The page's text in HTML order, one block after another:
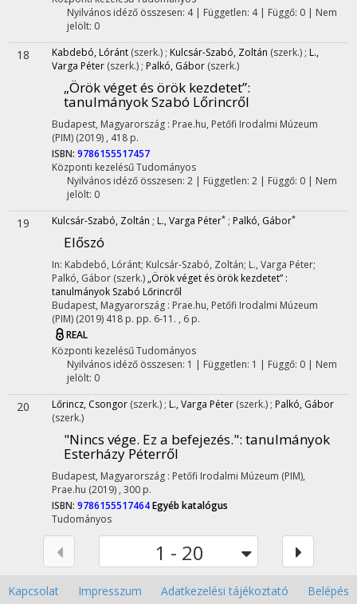
Nyilvános idéző összesen: 4| Független: 4 | Függő: 0 | Nem
jelölt: 0
18 Kabdebó, Lóránt (szerk.) ; Kulcsár-Szabó, Zoltán (szerk.) ; L.,
Varga Péter (szerk.) ; Palkó, Gábor (szerk.)
„Örök véget és örök kezdetet”:
tanulmányok Szabó Lőrincről
Budapest, Magyarország : Prae.hu, Petőfi Irodalmi Múzeum
(PIM) (2019) , 418 p.
ISBN: 9786155517457
Központi kezelésűTudományos
Nyilvános idéző összesen: 2| Független: 2 | Függő: 0 | Nem
jelölt: 0
19 Kulcsár-Szabó, Zoltán ; L., Varga Péter* ; Palkó, Gábor*
Előszó
In: Kabdebó, Lóránt; Kulcsár-Szabó, Zoltán; L., Varga Péter;
Palkó, Gábor (szerk.) „Örök véget és örök kezdetet” :
tanulmányok Szabó Lőrincről
Budapest, Magyarország : Prae.hu, Petőfi Irodalmi Múzeum
(PIM) (2019) 418 p. pp. 6-11. , 6 p.
REAL
Központi kezelésűTudományos
Nyilvános idéző összesen: 1 | Független: 1 | Függő: 0 | Nem
jelölt: 0
20 Lőrincz, Csongor (szerk.) ; L., Varga Péter (szerk.) ; Palkó, Gábor
(szerk.)
"Nincs vége. Ez a befejezés.": tanulmányok
Esterházy Péterről
Budapest, Magyarország : Petőfi Irodalmi Múzeum (PIM),
Prae.hu (2019) , 300 p.
ISBN: 9786155517464Egyéb katalógus
Tudományos
1 - 20
Kapcsolat Impresszum Adatkezelési tájékoztató Belépés